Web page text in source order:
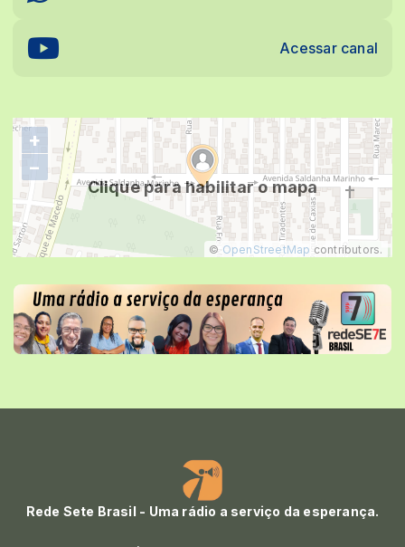
Acessar canal
Clique para habilitar o mapa
+
−
© OpenStreetMap contributors.
Rede Sete Brasil - Uma rádio a serviço da esperança.